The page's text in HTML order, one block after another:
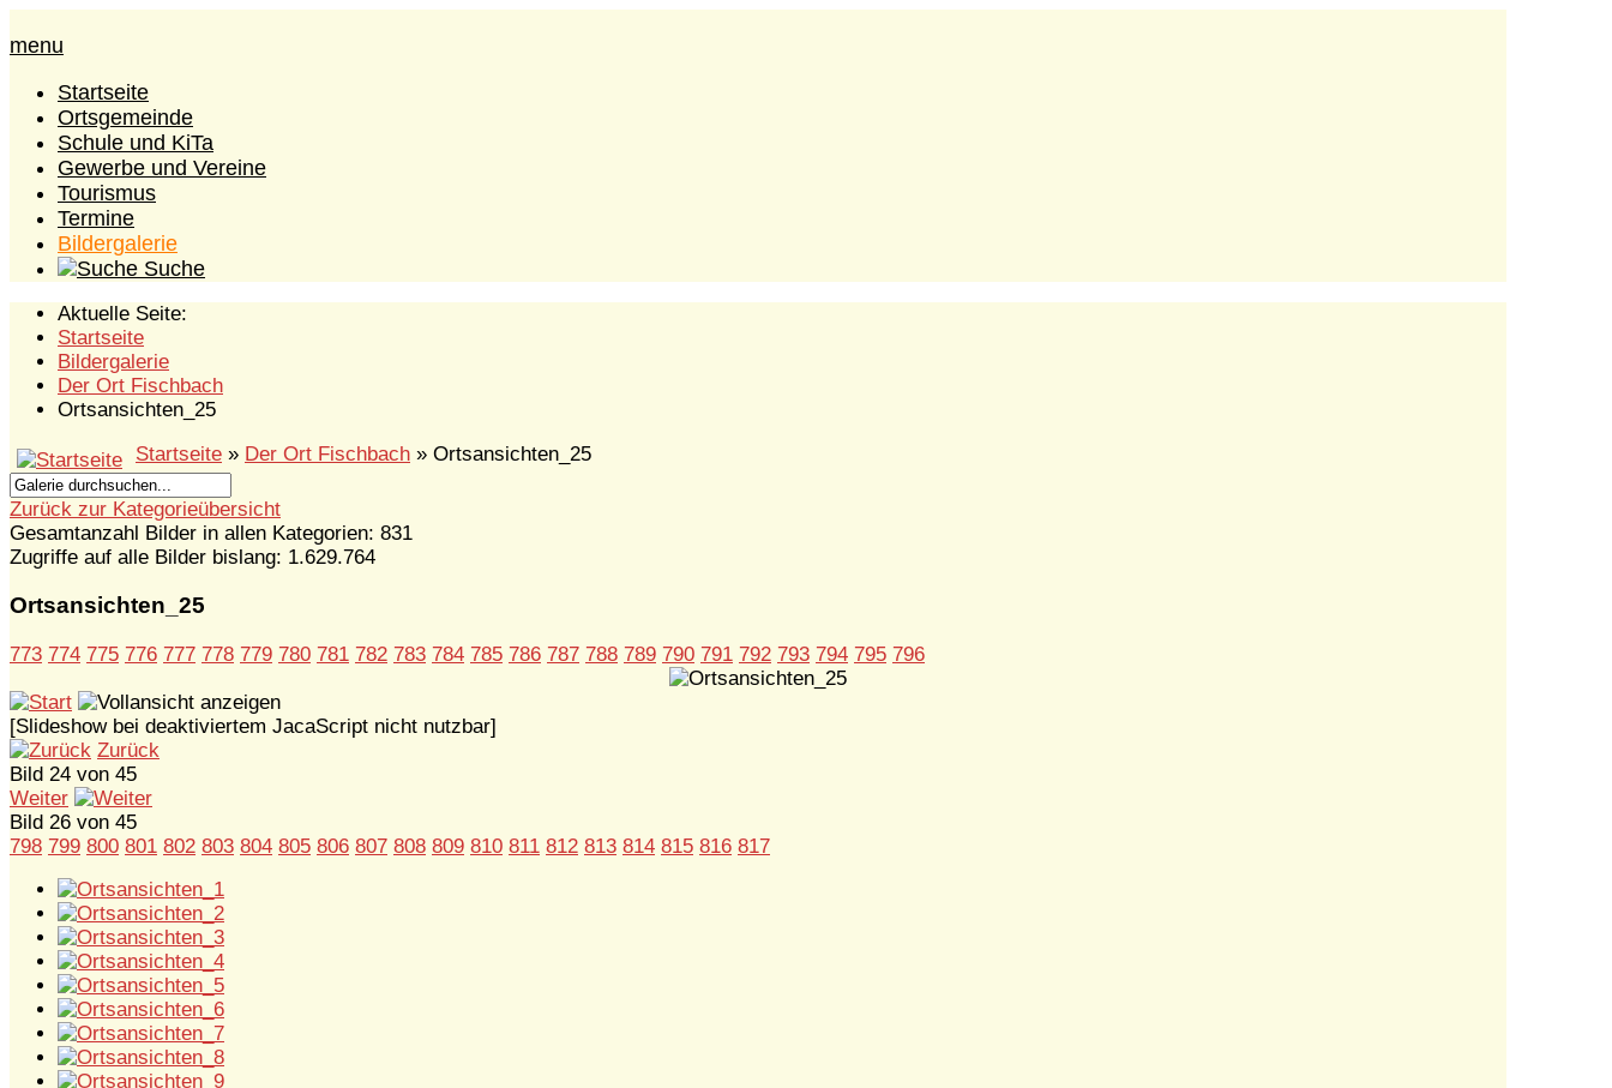
menu
Startseite
Ortsgemeinde
Schule und KiTa
Gewerbe und Vereine
Tourismus
Termine
Bildergalerie
Suche
Aktuelle Seite:
Startseite
Bildergalerie
Der Ort Fischbach
Ortsansichten_25
Startseite » Der Ort Fischbach » Ortsansichten_25
Zurück zur Kategorieübersicht
Gesamtanzahl Bilder in allen Kategorien: 831
Zugriffe auf alle Bilder bislang: 1.629.764
Ortsansichten_25
773 774 775 776 777 778 779 780 781 782 783 784 785 786 787 788 789 790 791 792 793 794 795 796
[Slideshow bei deaktiviertem JacaScript nicht nutzbar]
Zurück
Bild 24 von 45
Weiter
Bild 26 von 45
798 799 800 801 802 803 804 805 806 807 808 809 810 811 812 813 814 815 816 817